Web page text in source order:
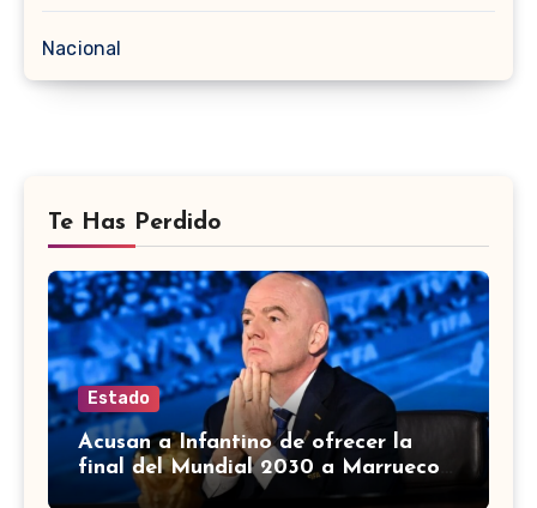
Nacional
Te Has Perdido
Estado
Acusan a Infantino de ofrecer la
final del Mundial 2030 a Marruecos
a cambio de apoyo